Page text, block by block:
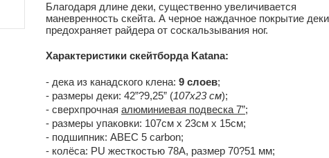
Благодаря длине деки, существенно увеличивается
маневренность скейта. А черное наждачное покрытие деки
предохраняет райдера от соскальзывания ног.
Характеристики скейтборда Katana:
- дека из канадского клена: 9 слоев;
- размеры деки: 42”?9,25” (107х23 см);
- сверхпрочная алюминиевая подвеска 7”;
- размеры упаковки: 107см x 23см x 15см;
- подшипник: ABEC 5 carbon;
- колёса: PU жесткостью 78А, размер 70?51 мм;